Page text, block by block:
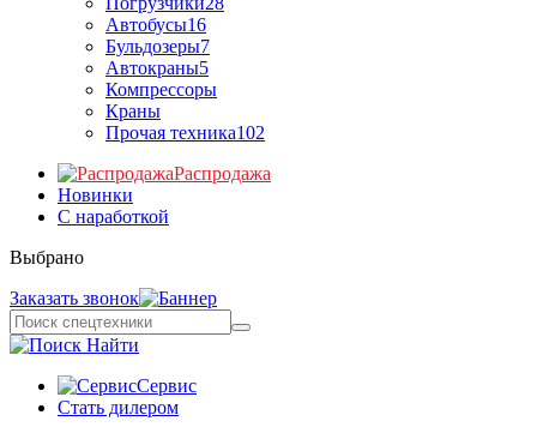
Автобусы16
Бульдозеры7
Автокраны5
Компрессоры
Краны
Прочая техника102
Распродажа
Новинки
С наработкой
Выбрано
Заказать звонок
Найти
Сервис
Стать дилером